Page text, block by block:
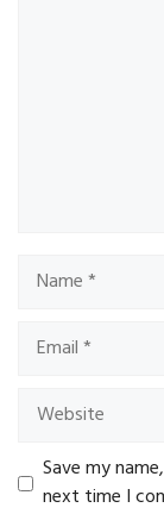
Name
Email
Website
Save my
next time I